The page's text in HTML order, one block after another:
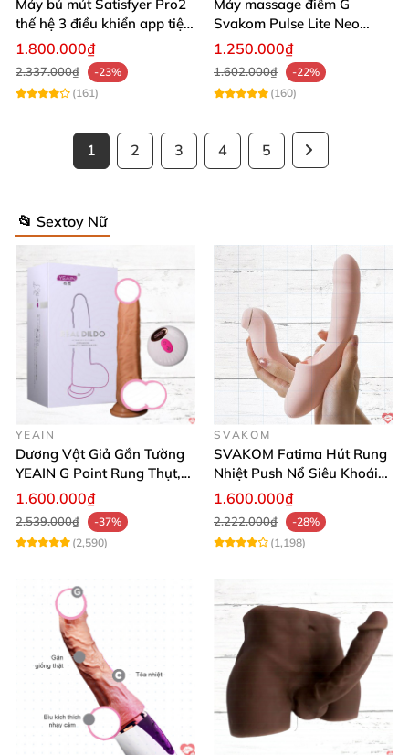
Máy bú mút Satisfyer Pro2
thế hệ 3 điều khiển app tiện
lợi
1.800.000₫
2.337.000₫
-23%
(161)
Máy massage điểm G
Svakom Pulse Lite Neo
công nghệ sóng hút
1.250.000₫
1.602.000₫
-22%
(160)
1 2 3 4 5
📂 Sextoy Nữ
YEAIN
Dương Vật Giả Gắn Tường
YEAIN G Point Rung Thụt,
Tỏa Nhiệt, Điều Khiển Xa
1.600.000₫
2.539.000₫
-37%
(2,590)
SVAKOM
SVAKOM Fatima Hút Rung
Nhiệt Push Nổ Siêu Khoái
Lạc
1.600.000₫
2.222.000₫
-28%
(1,198)